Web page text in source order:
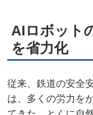
利用規約
プライバ
ライター
お問い合せ
AIロボット
を省力化
従来、鉄道の安全
は、多くの労力を